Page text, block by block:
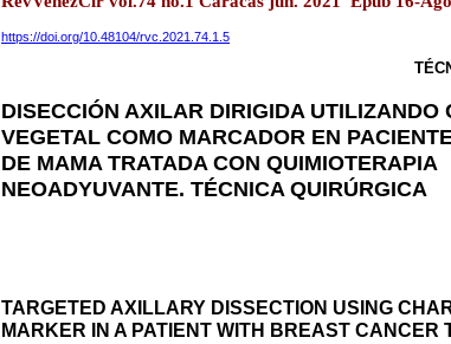
https://doi.org/10.48104/rvc.2021.74.1.5
DISECCIÓN AXILAR DIRIGIDA UTILIZANDO
VEGETAL COMO MARCADOR EN
DE MAMA TRATADA CON QUIMIOTERAPIA
NEOADYUVANTE. TÉCNICA QUIRÚRGICA
TARGETED AXILLARY DISSECTION USING
MARKER IN A PATIENT WITH BREAST CANCER